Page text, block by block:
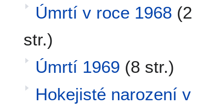
Úmrtí v roce 1968 (2
str.)
Úmrtí 1969 (8 str.)
Hokejisté narození v